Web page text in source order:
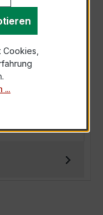
kompakter,
der
Cookies,
...